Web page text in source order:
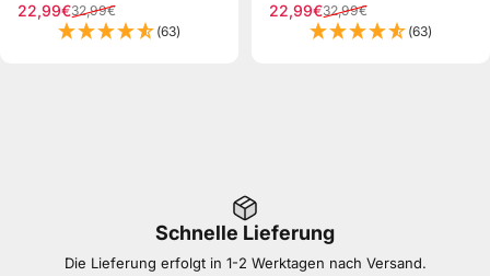
Sale price
22,99€
Regular price
32,99€
(63)
Sale price
22,99€
Regular price
32,99€
(63)
Schnelle Lieferung
Die Lieferung erfolgt in 1-2 Werktagen nach Versand.